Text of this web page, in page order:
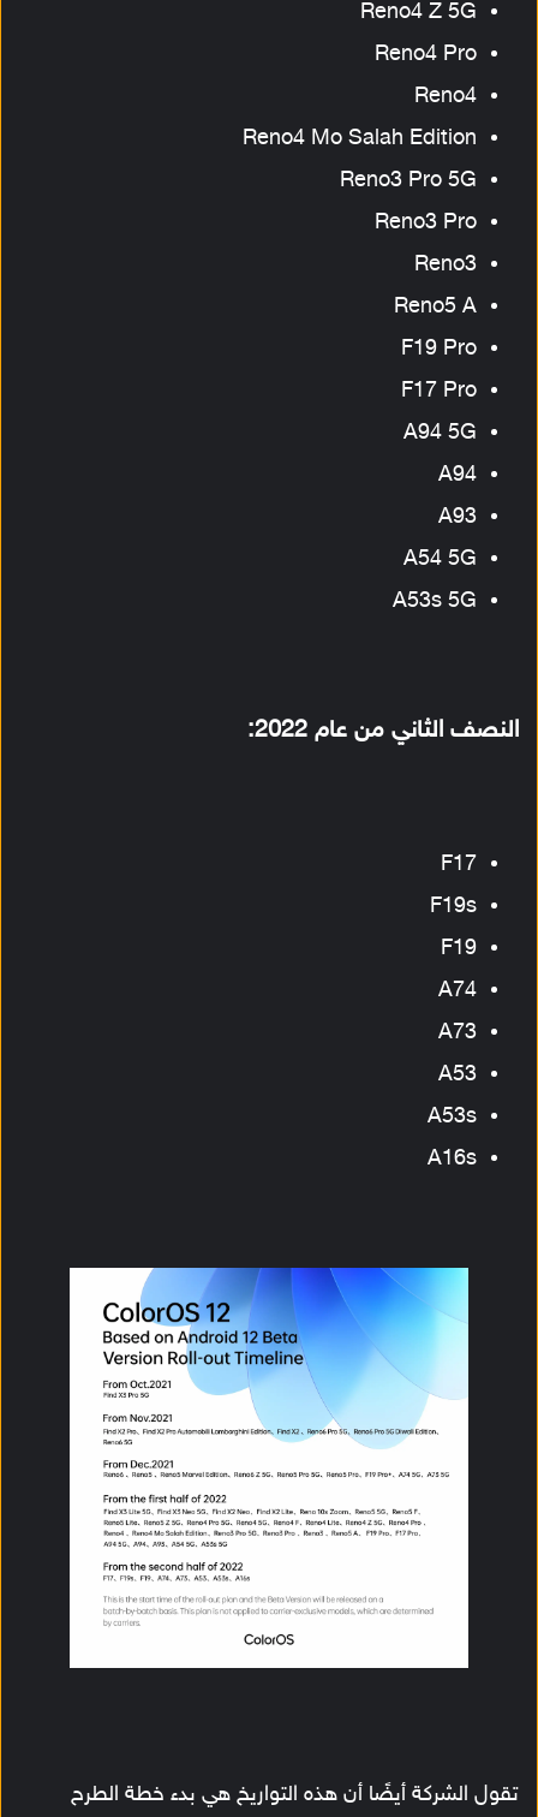
Reno4 Z 5G
Reno4 Pro
Reno4
Reno4 Mo Salah Edition
Reno3 Pro 5G
Reno3 Pro
Reno3
Reno5 A
F19 Pro
F17 Pro
A94 5G
A94
A93
A54 5G
A53s 5G
النصف الثاني من عام 2022:
F17
F19s
F19
A74
A73
A53
A53s
A16s
تقول الشركة أيضًا أن هذه التواريخ هي بدء خطة الطرح